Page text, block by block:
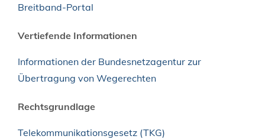
Breitband-Portal
Vertiefende Informationen
Informationen der Bundesnetzagentur zur
Übertragung von Wegerechten
Rechtsgrundlage
Telekommunikationsgesetz (TKG)